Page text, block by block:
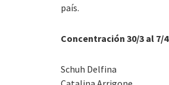
país.
Concentración 30/3 al 7/4
Schuh Delfina